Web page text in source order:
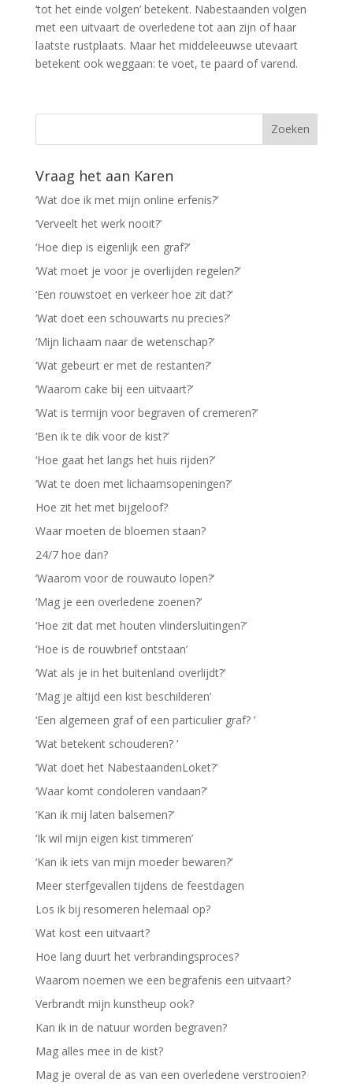
‘tot het einde volgen’ betekent. Nabestaanden volgen
met een uitvaart de overledene tot aan zijn of haar
laatste rustplaats. Maar het middeleeuwse utevaart
betekent ook weggaan: te voet, te paard of varend.
Vraag het aan Karen
‘Wat doe ik met mijn online erfenis?’
‘Verveelt het werk nooit?’
‘Hoe diep is eigenlijk een graf?’
‘Wat moet je voor je overlijden regelen?’
‘Een rouwstoet en verkeer hoe zit dat?’
‘Wat doet een schouwarts nu precies?’
‘Mijn lichaam naar de wetenschap?’
‘Wat gebeurt er met de restanten?’
‘Waarom cake bij een uitvaart?’
‘Wat is termijn voor begraven of cremeren?’
‘Ben ik te dik voor de kist?’
‘Hoe gaat het langs het huis rijden?’
‘Wat te doen met lichaamsopeningen?’
Hoe zit het met bijgeloof?
Waar moeten de bloemen staan?
24/7 hoe dan?
‘Waarom voor de rouwauto lopen?’
‘Mag je een overledene zoenen?’
‘Hoe zit dat met houten vlindersluitingen?’
‘Hoe is de rouwbrief ontstaan’
‘Wat als je in het buitenland overlijdt?’
‘Mag je altijd een kist beschilderen’
‘Een algemeen graf of een particulier graf? ’
‘Wat betekent schouderen? ’
‘Wat doet het NabestaandenLoket?’
‘Waar komt condoleren vandaan?’
‘Kan ik mij laten balsemen?’
‘Ik wil mijn eigen kist timmeren’
‘Kan ik iets van mijn moeder bewaren?’
Meer sterfgevallen tijdens de feestdagen
Los ik bij resomeren helemaal op?
Wat kost een uitvaart?
Hoe lang duurt het verbrandingsproces?
Waarom noemen we een begrafenis een uitvaart?
Verbrandt mijn kunstheup ook?
Kan ik in de natuur worden begraven?
Mag alles mee in de kist?
Mag je overal de as van een overledene verstrooien?